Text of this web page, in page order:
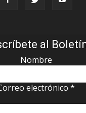
al
Nombre
electrónico *